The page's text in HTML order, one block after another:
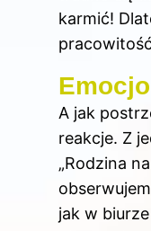
karmić!
A jak
reakcje. Z
„Rodzina
jak w